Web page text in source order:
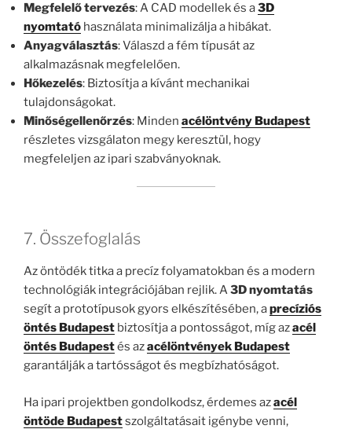
Megfelelő tervezés: A CAD modellek és a3D
nyomtató használata minimalizálja a hibákat.
Anyagválasztás: Válaszd a fém típusát az
alkalmazásnak megfelelően.
Hőkezelés: Biztosítja a kívánt mechanikai
tulajdonságokat.
Minőségellenőrzés: Minden acélöntvény Budapest
részletes vizsgálaton megy keresztül, hogy
megfeleljen az ipari szabványoknak.
7. Összefoglalás
Az öntödék titka a precíz folyamatokban és a modern
technológiák integrációjában rejlik. A3D nyomtatás
segít a prototípusok gyors elkészítésében, aprecíziós
öntés Budapest biztosítja a pontosságot, míg azacél
öntés Budapestés azacélöntvények Budapest
garantálják a tartósságot és megbízhatóságot.
Ha ipari projektben gondolkodsz, érdemes azacél
öntöde Budapestszolgáltatásait igénybe venni,